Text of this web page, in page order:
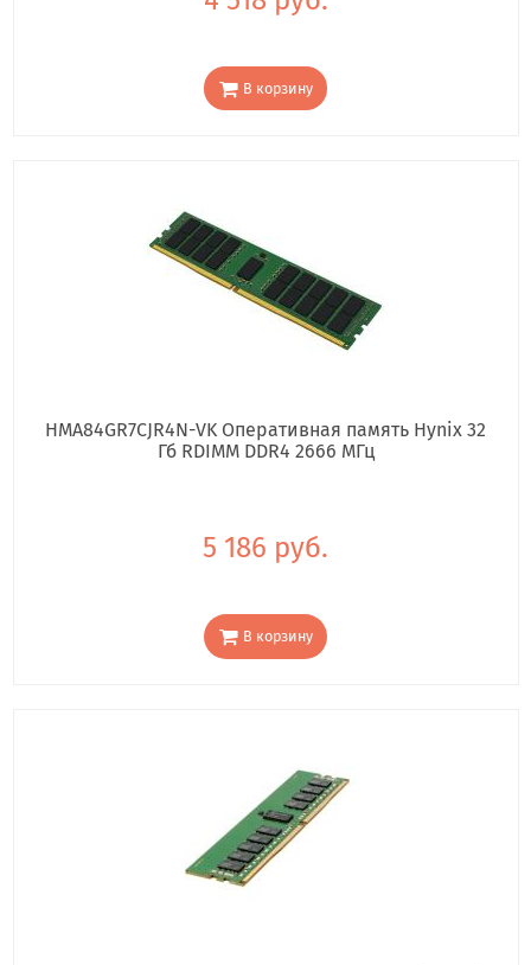
В корзину
HMA84GR7CJR4N-VK Оперативная память Hynix 32
Гб RDIMM DDR4 2666 МГц
5 186 руб.
В корзину